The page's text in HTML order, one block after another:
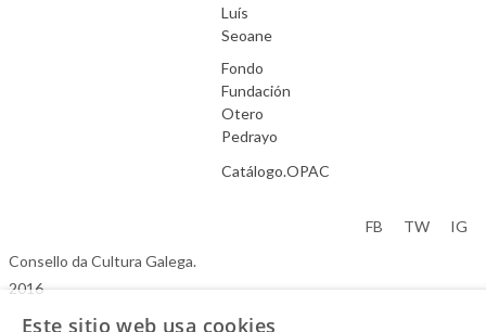
Luís
Seoane
Fondo
Fundación
Otero
Pedrayo
Catálogo.OPAC
Consello da Cultura Galega.
2016
FB TW IG
Este sitio web usa cookies